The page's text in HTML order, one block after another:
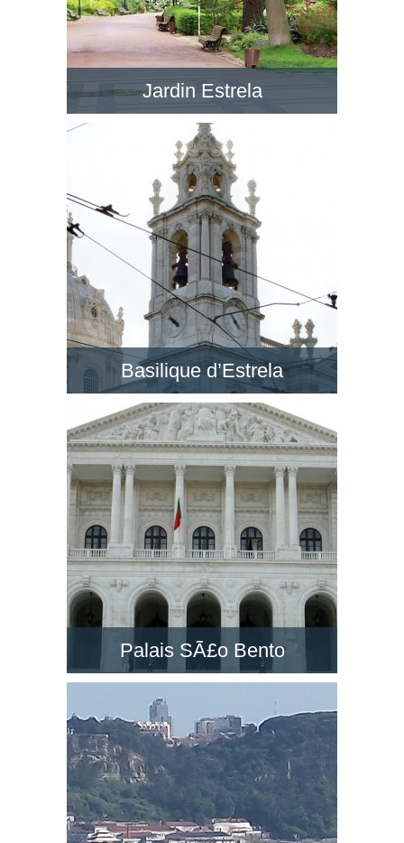
Jardin Estrela
Le Jardim da Estrela en face de la BasÃ­lica da
Estrela est un jardin romantique avec de petits
lacs, dans un style anglais. Visitez ce jardin !
Basilique d’Estrela
Au quartier de Lapa, la Basilique d’Estrela est
un des grands monuments à Lisbonne. Visitez-
la et découvrez le paysage dans son belvédère
!
Palais SÃ£o Bento
Le PalÃ¡cio de SÃ£o Bento est un majestueux
palais néo-classique situé à Lisbonne.
Découvrez le siège du Parlement du Portugal !